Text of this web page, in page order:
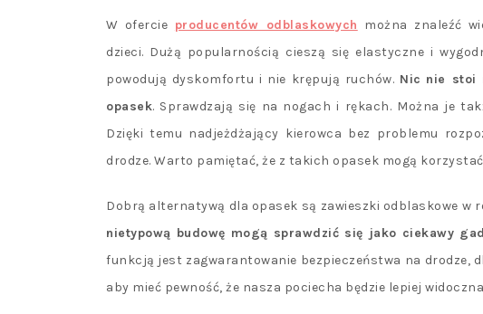
W ofercie producentów odblaskowych można znaleźć
dzieci. Dużą popularnością cieszą się elastyczne i
powodują dyskomfortu i nie krępują ruchów. Nic nie stoi
opasek. Sprawdzają się na nogach i rękach. Można je
Dzięki temu nadjeżdżający kierowca bez problemu
drodze. Warto pamiętać, że z takich opasek mogą
Dobrą alternatywą dla opasek są zawieszki odblaskowe w
nietypową budowę mogą sprawdzić się jako ciekawy
funkcją jest zagwarantowanie bezpieczeństwa na drodze,
aby mieć pewność, że nasza pociecha będzie lepiej